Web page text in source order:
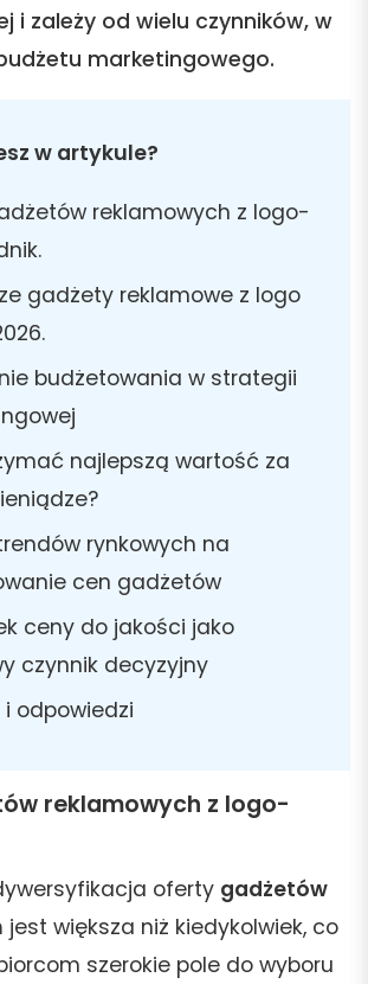
i zależy od wielu czynników, w
marketingowego.
w artykule?
reklamowych z logo-
gadżety reklamowe z logo
budżetowania w strategii
najlepszą wartość za
rynkowych na
cen gadżetów
ceny do jakości jako
czynnik decyzyjny
odpowiedzi
reklamowych z logo-
oferty gadżetów
jest większa niż kiedykolwiek, co
szerokie pole do wyboru